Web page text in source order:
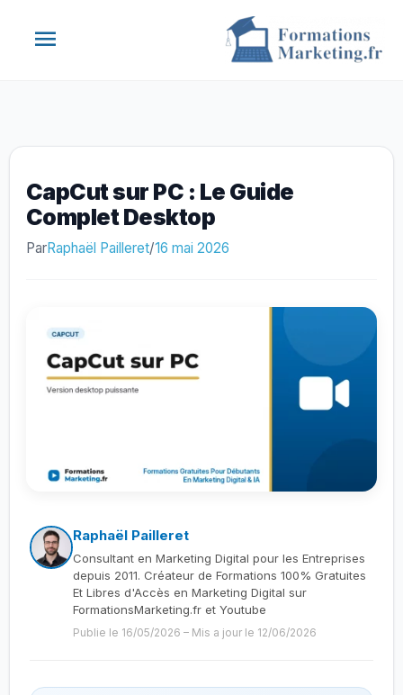
Menu
CapCut sur PC : Le Guide
Complet Desktop
ParRaphaël Pailleret/16 mai 2026
Raphaël Pailleret
Consultant en Marketing Digital pour les Entreprises
depuis 2011. Créateur de Formations 100% Gratuites
Et Libres d'Accès en Marketing Digital sur
FormationsMarketing.fr et Youtube
Publie le 16/05/2026 – Mis a jour le 12/06/2026